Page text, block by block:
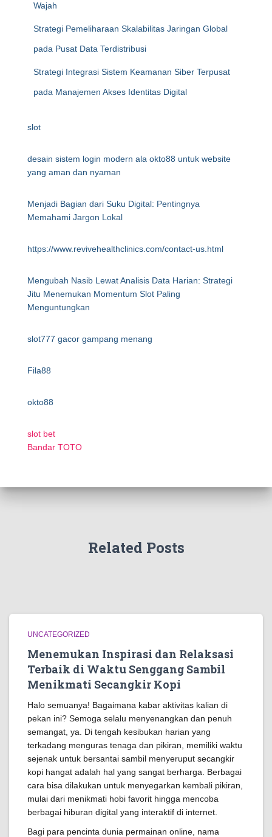
Wajah
Strategi Pemeliharaan Skalabilitas Jaringan Global
pada Pusat Data Terdistribusi
Strategi Integrasi Sistem Keamanan Siber Terpusat
pada Manajemen Akses Identitas Digital
slot
desain sistem login modern ala okto88 untuk website
yang aman dan nyaman
Menjadi Bagian dari Suku Digital: Pentingnya
Memahami Jargon Lokal
https://www.revivehealthclinics.com/contact-us.html
Mengubah Nasib Lewat Analisis Data Harian: Strategi
Jitu Menemukan Momentum Slot Paling
Menguntungkan
slot777 gacor gampang menang
Fila88
okto88
slot bet
Bandar TOTO
Related Posts
UNCATEGORIZED
Menemukan Inspirasi dan Relaksasi
Terbaik di Waktu Senggang Sambil
Menikmati Secangkir Kopi
Halo semuanya! Bagaimana kabar aktivitas kalian di
pekan ini? Semoga selalu menyenangkan dan penuh
semangat, ya. Di tengah kesibukan harian yang
terkadang menguras tenaga dan pikiran, memiliki waktu
sejenak untuk bersantai sambil menyeruput secangkir
kopi hangat adalah hal yang sangat berharga. Berbagai
cara bisa dilakukan untuk menyegarkan kembali pikiran,
mulai dari menikmati hobi favorit hingga mencoba
berbagai hiburan digital yang interaktif di internet.
Bagi para pencinta dunia permainan online, nama